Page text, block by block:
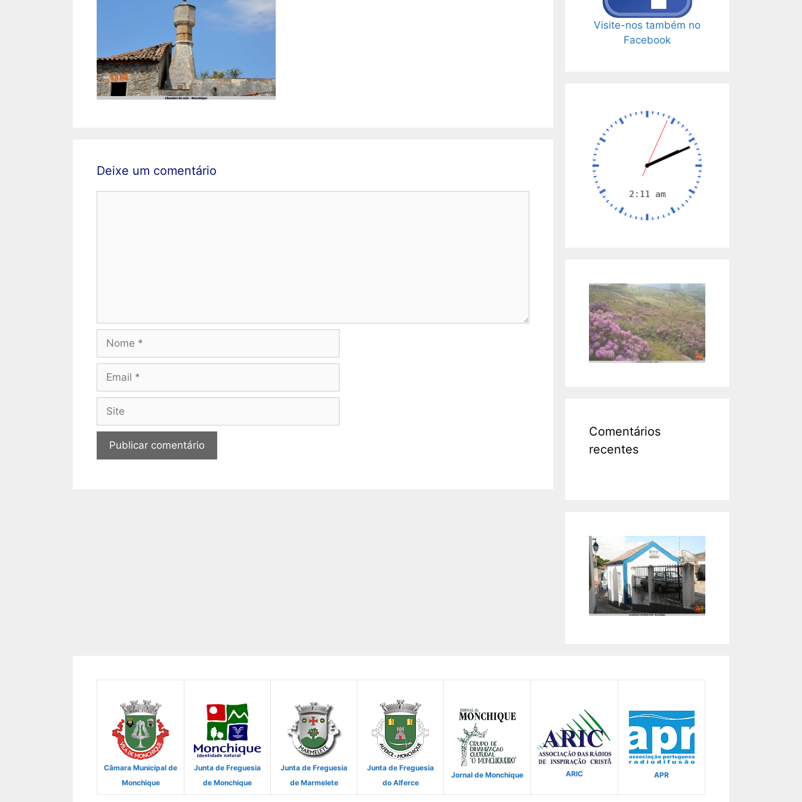
Deixe um comentário
Nome
Email
Site
Visite-nos também no
Facebook
Comentários
recentes
Câmara Municipal de
Monchique
Junta de Freguesia
de Monchique
Junta de Freguesia
de Marmelete
Junta de Freguesia
do Alferce
Jornal de Monchique ARIC APR